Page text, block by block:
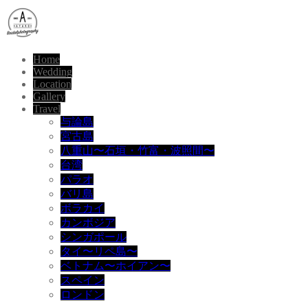
Home
Wedding
Location
Gallery
Travel
与論島
宮古島
八重山〜石垣・竹富・波照間〜
台湾
パラオ
バリ島
ボラカイ
カンボジア
シンガポール
タイ〜リペ島〜
ベトナム〜ホイアン〜
スペイン
ロンドン